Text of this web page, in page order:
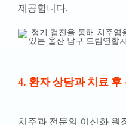
제공합니다.
4. 환자 상담과 치료 후
치주과 전문의 이신화 원